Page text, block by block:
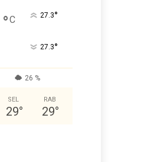
°C 27.3°
27.3°
26 %
SEL
29°
RAB
29°